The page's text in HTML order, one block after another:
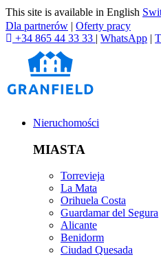
This site is available in English
Dla partnerów | Oferty pracy
+34 865 44 33 33 | WhatsApp |
Nieruchomości
MIASTA
Torrevieja
La Mata
Orihuela Costa
Guardamar del Segura
Alicante
Benidorm
Ciudad Quesada